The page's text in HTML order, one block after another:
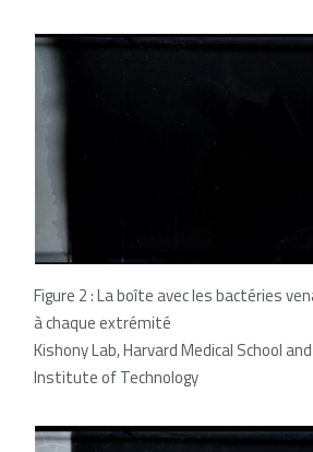
Figure 2 : La boîte avec les bactéries
à chaque extrémité
Kishony Lab, Harvard Medical School
Institute of Technology